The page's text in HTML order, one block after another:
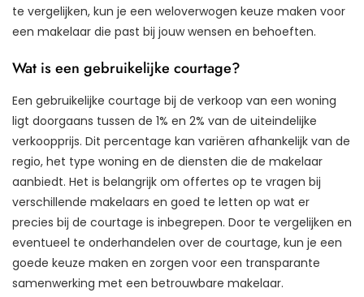
te vergelijken, kun je een weloverwogen keuze maken voor
een makelaar die past bij jouw wensen en behoeften.
Wat is een gebruikelijke courtage?
Een gebruikelijke courtage bij de verkoop van een woning
ligt doorgaans tussen de 1% en 2% van de uiteindelijke
verkoopprijs. Dit percentage kan variëren afhankelijk van de
regio, het type woning en de diensten die de makelaar
aanbiedt. Het is belangrijk om offertes op te vragen bij
verschillende makelaars en goed te letten op wat er
precies bij de courtage is inbegrepen. Door te vergelijken en
eventueel te onderhandelen over de courtage, kun je een
goede keuze maken en zorgen voor een transparante
samenwerking met een betrouwbare makelaar.